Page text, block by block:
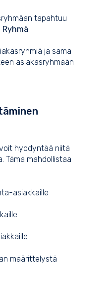
tapahtuu
Ryhmä.
ja sama
asiakasryhmään
hyödyntää niitä
Tämä mahdollistaa
asiakkaille
määrittelystä